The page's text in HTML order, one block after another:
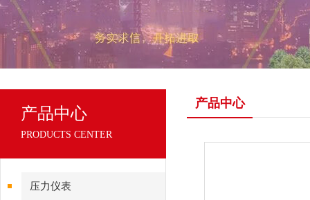
产品中心
PRODUCTS CENTER
压力仪表
产品中心